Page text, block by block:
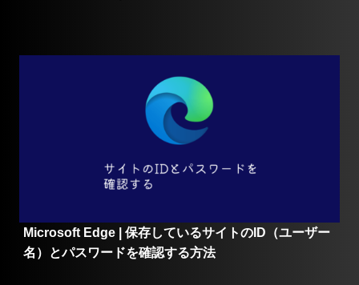
Microsoft Edge | 保存しているサイトのID（ユーザー
名）とパスワードを確認する方法